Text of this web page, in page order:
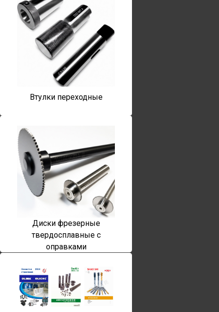
Втулки переходные
Диски фрезерные
твердосплавные с
оправками